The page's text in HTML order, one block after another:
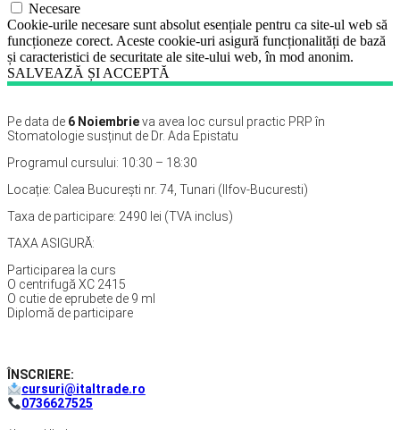
Necesare
Cookie-urile necesare sunt absolut esențiale pentru ca site-ul web să
funcționeze corect. Aceste cookie-uri asigură funcționalități de bază
și caracteristici de securitate ale site-ului web, în mod anonim.
SALVEAZĂ ȘI ACCEPTĂ
Pe data de 6 Noiembrieva avea loc cursul practic PRP în
Stomatologie susținut de Dr. Ada Epistatu
Programul cursului: 10:30 – 18:30
Locație: Calea București nr. 74, Tunari (Ilfov-Bucuresti)
Taxa de participare: 2490 lei (TVA inclus)
TAXA ASIGURĂ:
Participarea la curs
O centrifugă XC 2415
O cutie de eprubete de 9 ml
Diplomă de participare
ÎNSCRIERE:
cursuri@italtrade.ro
0736627525